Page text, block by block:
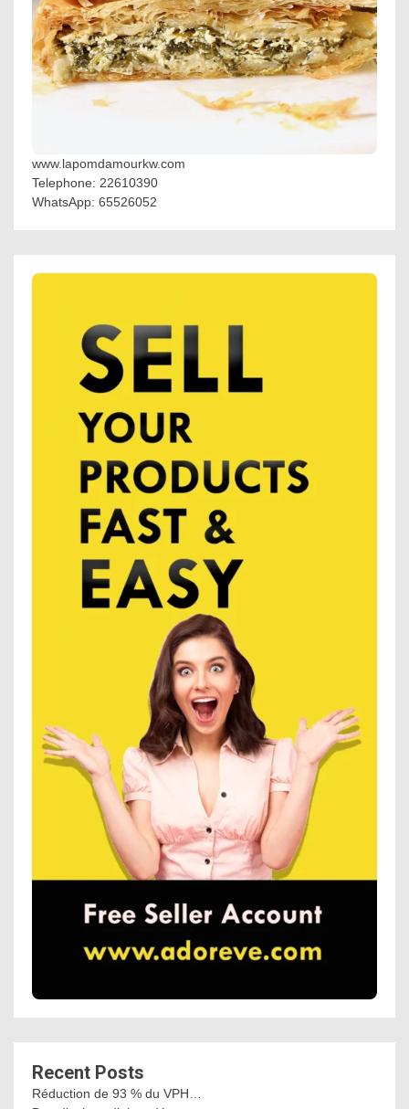
www.lapomdamourkw.com
Telephone: 22610390
WhatsApp: 65526052
Recent Posts
Réduction de 93 % du VPH…